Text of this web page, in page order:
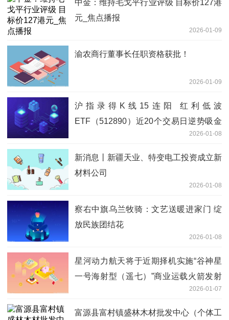
中金：维持毛戈平行业评级 目标价127港
元_焦点播报
2026-01-09
渝农商行董事长任职资格获批！
2026-01-09
沪指录得K线15连阳 红利低波
ETF（512890）近20个交易日逆势吸金
2026-01-08
新消息丨新疆天业、特变电工投资成立新
材料公司
2026-01-08
察右中旗乌兰牧骑：文艺送暖进家门 绽
放民族团结花
2026-01-08
星河动力航天将于近期择机实施“谷神星
一号海射型（遥七）”商业运载火箭发射
2026-01-07
富源县富村镇盛林木材批发中心（个体工